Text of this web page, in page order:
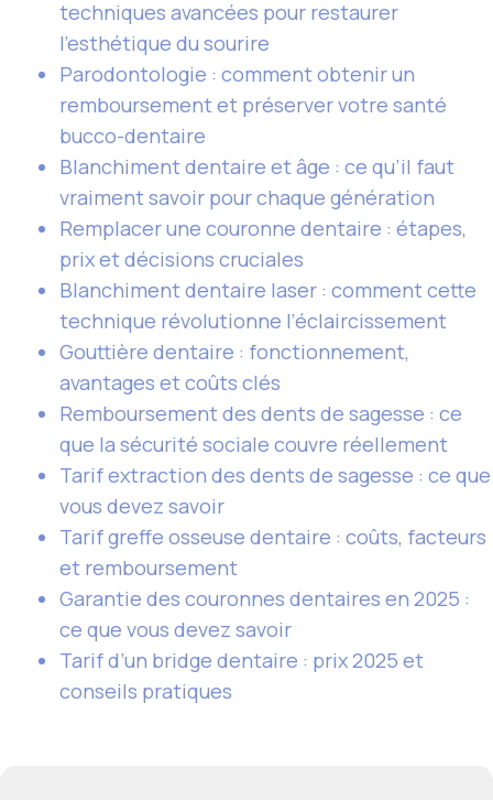
techniques avancées pour restaurer
l’esthétique du sourire
Parodontologie : comment obtenir un
remboursement et préserver votre santé
bucco-dentaire
Blanchiment dentaire et âge : ce qu’il faut
vraiment savoir pour chaque génération
Remplacer une couronne dentaire : étapes,
prix et décisions cruciales
Blanchiment dentaire laser : comment cette
technique révolutionne l’éclaircissement
Gouttière dentaire : fonctionnement,
avantages et coûts clés
Remboursement des dents de sagesse : ce
que la sécurité sociale couvre réellement
Tarif extraction des dents de sagesse : ce que
vous devez savoir
Tarif greffe osseuse dentaire : coûts, facteurs
et remboursement
Garantie des couronnes dentaires en 2025 :
ce que vous devez savoir
Tarif d’un bridge dentaire : prix 2025 et
conseils pratiques